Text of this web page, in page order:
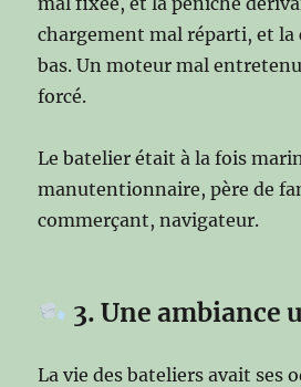
chargement mal réparti, et
bas. Un moteur mal
forcé.
Le batelier était à la fois
manutentionnaire, père de
commerçant, navigateur.
3. Une ambiance
La vie des bateliers avait ses